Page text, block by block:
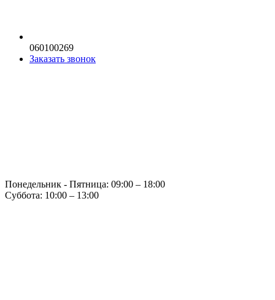
060100269
Заказать звонок
Понедельник - Пятница: 09:00 – 18:00
Суббота: 10:00 – 13:00